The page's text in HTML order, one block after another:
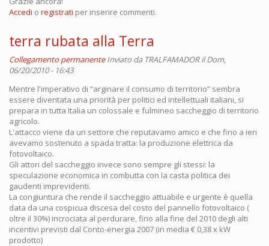
Accedi o registrati per inserire commenti.
terra rubata alla Terra
Collegamento permanente Inviato da TRALFAMADORil Dom,
06/20/2010 - 16:43
Mentre l'imperativo di “arginare il consumo di territorio” sembra
essere diventata una priorità per politici ed intellettuali italiani, si
prepara in tutta Italia un colossale e fulmineo saccheggio di territorio
agricolo.
L'attacco viene da un settore che reputavamo amico e che fino a ieri
avevamo sostenuto a spada tratta: la produzione elettrica da
fotovoltaico.
Gli attori del saccheggio invece sono sempre gli stessi: la
speculazione economica in combutta con la casta politica dei
gaudenti imprevidenti.
La congiuntura che rende il saccheggio attuabile e urgente è quella
data da una cospicua discesa del costo del pannello fotovoltaico (
oltre il 30%) incrociata al perdurare, fino alla fine del 2010 degli alti
incentivi previsti dal Conto-energia 2007 (in media € 0,38 x kW
prodotto)